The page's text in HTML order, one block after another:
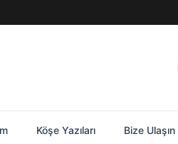
Köşe Yazıları Bize Ulaşın